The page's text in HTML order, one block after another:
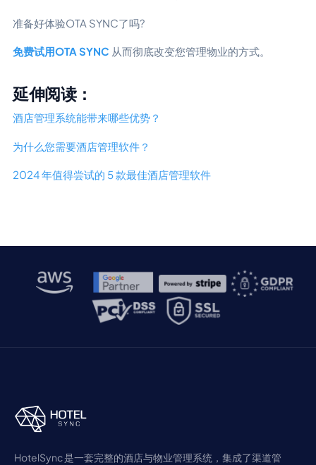
准备好体验OTA SYNC了吗?
免费试用OTA SYNC 从而彻底改变您管理物业的方式。
延伸阅读：
酒店管理系统能带来哪些优势？
为什么您需要酒店管理软件？
2024 年值得尝试的 5 款最佳酒店管理软件
HotelSync 是一套完整的酒店与物业管理系统，集成了渠道管